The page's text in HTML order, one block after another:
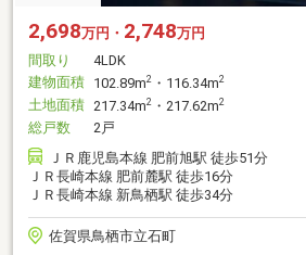
2,698万円・ 2,748万円
間取り
4LDK
建物面積 102.89m2 ・116.34m2
土地面積 217.34m2 ・217.62m2
総戸数
2戸
ＪＲ鹿児島本線 肥前旭駅 徒歩51分
ＪＲ長崎本線 肥前麓駅 徒歩16分
ＪＲ長崎本線 新鳥栖駅 徒歩34分
佐賀県鳥栖市立石町